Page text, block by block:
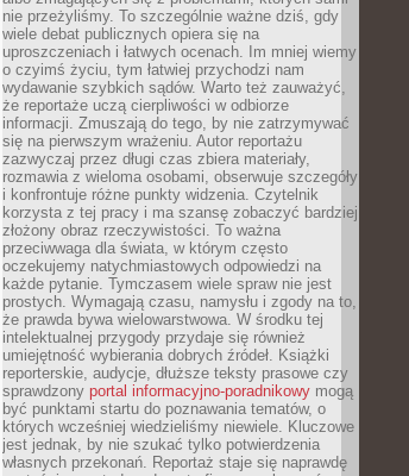
nie przeżyliśmy. To szczególnie ważne dziś, gdy
wiele debat publicznych opiera się na
uproszczeniach i łatwych ocenach. Im mniej wiemy
o czyimś życiu, tym łatwiej przychodzi nam
wydawanie szybkich sądów. Warto też zauważyć,
że reportaże uczą cierpliwości w odbiorze
informacji. Zmuszają do tego, by nie zatrzymywać
się na pierwszym wrażeniu. Autor reportażu
zazwyczaj przez długi czas zbiera materiały,
rozmawia z wieloma osobami, obserwuje szczegóły
i konfrontuje różne punkty widzenia. Czytelnik
korzysta z tej pracy i ma szansę zobaczyć bardziej
złożony obraz rzeczywistości. To ważna
przeciwwaga dla świata, w którym często
oczekujemy natychmiastowych odpowiedzi na
każde pytanie. Tymczasem wiele spraw nie jest
prostych. Wymagają czasu, namysłu i zgody na to,
że prawda bywa wielowarstwowa. W środku tej
intelektualnej przygody przydaje się również
umiejętność wybierania dobrych źródeł. Książki
reporterskie, audycje, dłuższe teksty prasowe czy
sprawdzony portal informacyjno-poradnikowy mogą
być punktami startu do poznawania tematów, o
których wcześniej wiedzieliśmy niewiele. Kluczowe
jest jednak, by nie szukać tylko potwierdzenia
własnych przekonań. Reportaż staje się naprawdę